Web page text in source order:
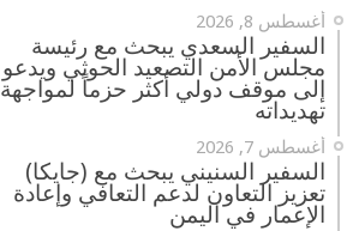
أغسطس 8, 2026
السفير السعدي يبحث مع رئيسة
مجلس الأمن التصعيد الحوثي ويدعو
إلى موقف دولي أكثر حزماً لمواجهة
تهديداته
أغسطس 7, 2026
السفير السنيني يبحث مع (جايكا)
تعزيز التعاون لدعم التعافي وإعادة
الإعمار في اليمن